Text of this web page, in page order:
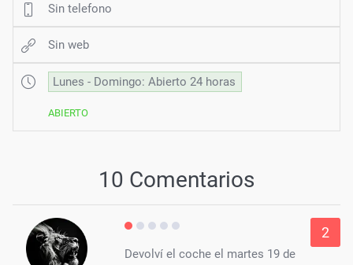
Sin telefono
Sin web
Lunes - Domingo: Abierto 24 horas
ABIERTO
10 Comentarios
2
Devolví el coche el martes 19 de